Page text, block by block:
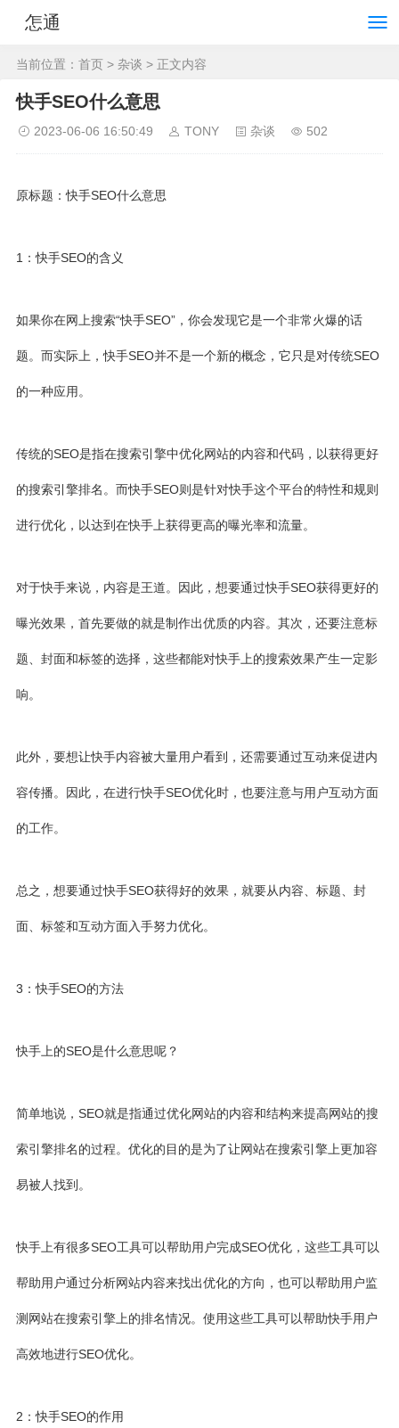
怎通
当前位置： 首页 > 杂谈 > 正文内容
快手SEO什么意思
2023-06-06 16:50:49 TONY 杂谈 502
原标题：快手SEO什么意思
1：快手SEO的含义
如果你在网上搜索“快手SEO”，你会发现它是一个非常火爆的话
题。而实际上，快手SEO并不是一个新的概念，它只是对传统SEO
的一种应用。
传统的SEO是指在搜索引擎中优化网站的内容和代码，以获得更好
的搜索引擎排名。而快手SEO则是针对快手这个平台的特性和规则
进行优化，以达到在快手上获得更高的曝光率和流量。
对于快手来说，内容是王道。因此，想要通过快手SEO获得更好的
曝光效果，首先要做的就是制作出优质的内容。其次，还要注意标
题、封面和标签的选择，这些都能对快手上的搜索效果产生一定影
响。
此外，要想让快手内容被大量用户看到，还需要通过互动来促进内
容传播。因此，在进行快手SEO优化时，也要注意与用户互动方面
的工作。
总之，想要通过快手SEO获得好的效果，就要从内容、标题、封
面、标签和互动方面入手努力优化。
3：快手SEO的方法
快手上的SEO是什么意思呢？
简单地说，SEO就是指通过优化网站的内容和结构来提高网站的搜
索引擎排名的过程。优化的目的是为了让网站在搜索引擎上更加容
易被人找到。
快手上有很多SEO工具可以帮助用户完成SEO优化，这些工具可以
帮助用户通过分析网站内容来找出优化的方向，也可以帮助用户监
测网站在搜索引擎上的排名情况。使用这些工具可以帮助快手用户
高效地进行SEO优化。
2：快手SEO的作用